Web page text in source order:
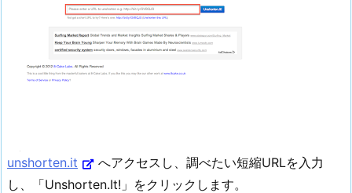
unshorten.it
へアクセスし、調べたい短縮URLを入力
し、「Unshorten.It!」をクリックします。